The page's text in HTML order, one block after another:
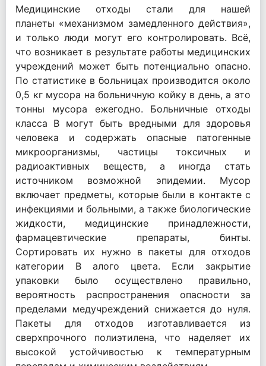
Медицинские отходы стали для нашей
планеты «механизмом замедленного действия»,
и только люди могут его контролировать. Всё,
что возникает в результате работы медицинских
учреждений может быть потенциально опасно.
По статистике в больницах производится около
0,5 кг мусора на больничную койку в день, а это
тонны мусора ежегодно. Больничные отходы
класса В могут быть вредными для здоровья
человека и содержать опасные патогенные
микроорганизмы, частицы токсичных и
радиоактивных веществ, а иногда стать
источником возможной эпидемии. Мусор
включает предметы, которые были в контакте с
инфекциями и больными, а также биологические
жидкости, медицинские принадлежности,
фармацевтические препараты, бинты.
Сортировать их нужно в пакеты для отходов
категории В алого цвета. Если закрытие
упаковки было осуществлено правильно,
вероятность распространения опасности за
пределами медучреждений снижается до нуля.
Пакеты для отходов изготавливается из
сверхпрочного полиэтилена, что наделяет их
высокой устойчивостью к температурным